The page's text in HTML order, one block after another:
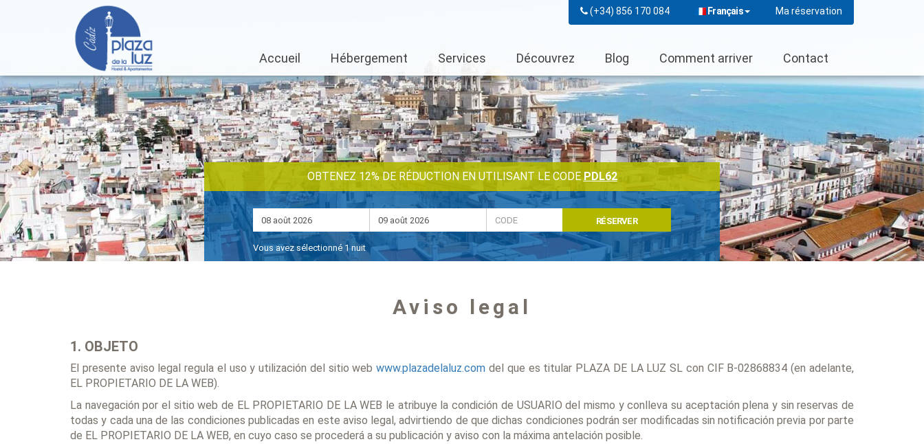
(+34) 856 170 084 Français Ma réservation
Accueil Hébergement Services Découvrez Blog Comment arriver Contact
OBTENEZ 12% DE RÉDUCTION EN UTILISANT LE CODE PDL62
RÉSERVER
Vous avez sélectionné 1 nuit
Aviso legal
1. OBJETO
El presente aviso legal regula el uso y utilización del sitio webwww.plazadelaluz.com del que es titular PLAZA DE LA LUZ SL con CIF B-02868834 (en adelante,
EL PROPIETARIO DE LA WEB).
La navegación por el sitio web de EL PROPIETARIO DE LA WEB le atribuye la condición de USUARIO del mismo y conlleva su aceptación plena y sin reservas de
todas y cada una de las condiciones publicadas en este aviso legal, advirtiendo de que dichas condiciones podrán ser modificadas sin notificación previa por parte
de EL PROPIETARIO DE LA WEB, en cuyo caso se procederá a su publicación y aviso con la máxima antelación posible.